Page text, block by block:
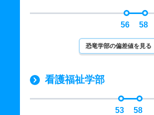
56 58
恐竜学部の偏差値を見る
看護福祉学部
53 58